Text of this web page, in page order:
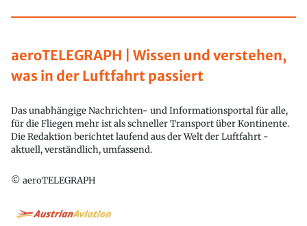
aeroTELEGRAPH | Wissen und verstehen,
was in der Luftfahrt passiert
Das unabhängige Nachrichten- und Informationsportal für alle,
für die Fliegen mehr ist als schneller Transport über Kontinente.
Die Redaktion berichtet laufend aus der Welt der Luftfahrt -
aktuell, verständlich, umfassend.
© aeroTELEGRAPH